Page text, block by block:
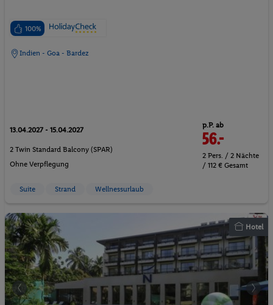
100%
Indien - Goa - Bardez
13.04.2027 - 15.04.2027
2 Twin Standard Balcony (SPAR)
Ohne Verpflegung
p.P. ab
56.-
2 Pers. / 2 Nächte
/ 112 € Gesamt
Suite Strand Wellnessurlaub
Hotel